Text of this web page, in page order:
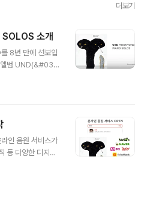
더보기
소개
8년 만에 선보입
앨범 UND(&#039;
션이 직접 넘버링
두 번째 앨범을 의
잘 나타나 있습니
대 미술 작가 에
은 최상의 피아노
인 음원 서비스가
등 다양한 디지털
www.melon.